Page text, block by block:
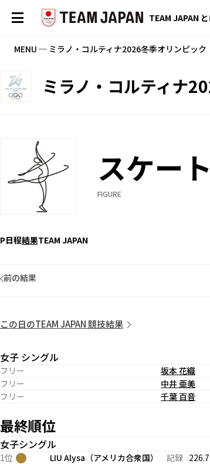
TEAM JAPAN
MENU ─ ミラノ・コルティナ2026冬季オリンピック
ミラノ・コルティナ
スケー
FIGURE
日程結果TEAM JAPAN
前の結果
この日のTEAM JAPAN 競技結果
女子 シングル
フリー 坂本 花織
フリー
中井 亜美
フリー
千葉 百音
最終順位
女子シングル
1位 LIU Alysa（アメリカ合衆国） 記録